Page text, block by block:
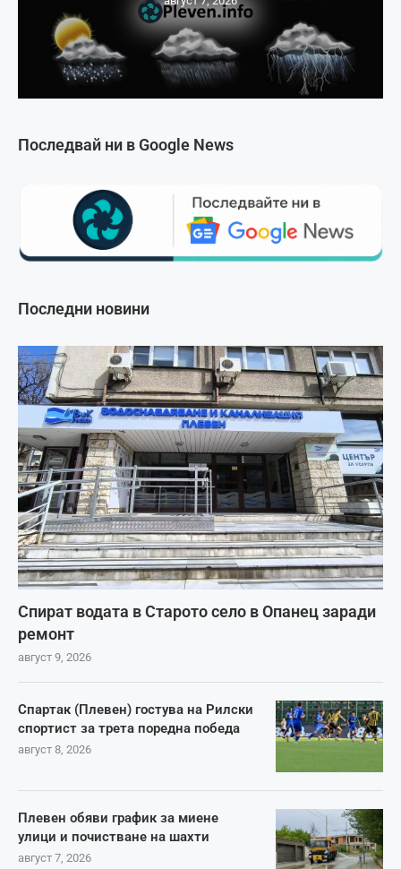
Последвай ни в Google News
Последни новини
Спират водата в Старото село в Опанец заради
ремонт
август 9, 2026
Спартак (Плевен) гостува на Рилски
спортист за трета поредна победа
август 8, 2026
Плевен обяви график за миене
улици и почистване на шахти
август 7, 2026